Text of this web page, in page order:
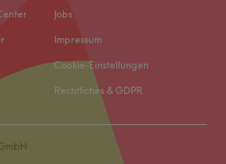
Jobs
Impressum
Cookie-Einstellungen
Rechtliches & GDPR